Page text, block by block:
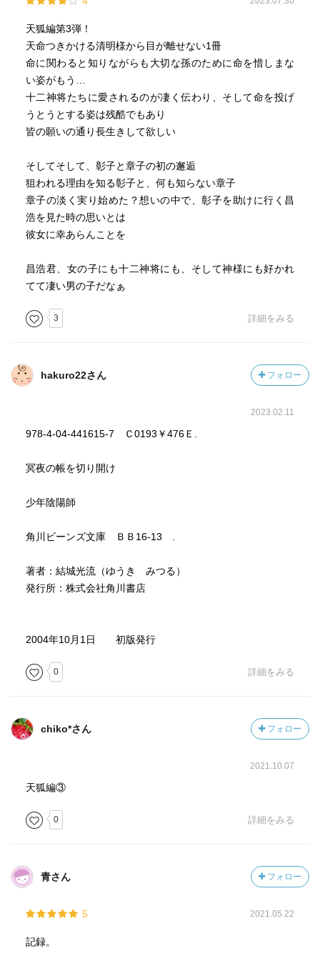
天狐編第3弾！
天命つきかける清明様から目が離せない1冊
命に関わると知りながらも大切な孫のために命を惜しまな
い姿がもう…
十二神将たちに愛されるのが凄く伝わり、そして命を投げ
うとうとする姿は残酷でもあり
皆の願いの通り長生きして欲しい
そしてそして、彰子と章子の初の邂逅
狙われる理由を知る彰子と、何も知らない章子
章子の淡く実り始めた？想いの中で、彰子を助けに行く昌
浩を見た時の思いとは
彼女に幸あらんことを
昌浩君、女の子にも十二神将にも、そして神様にも好かれ
てて凄い男の子だなぁ
3 詳細をみる
hakuro22さん フォロー
2023.02.11
978-4-04-441615-7 Ｃ0193￥476Ｅ.
冥夜の帳を切り開け
少年陰陽師
角川ビーンズ文庫 ＢＢ16-13 .
著者：結城光流（ゆうき みつる）
発行所：株式会社角川書店
2004年10月1日 初版発行
0 詳細をみる
chiko*さん フォロー
2021.10.07
天狐編③
0 詳細をみる
青さん フォロー
5 2021.05.22
記録。